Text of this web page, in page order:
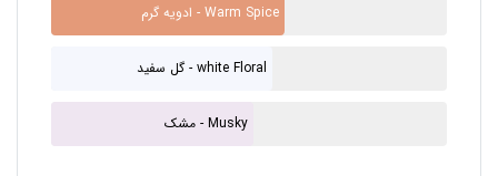
ادویه گرم - Warm Spice
گل سفید - white Floral
مشک - Musky